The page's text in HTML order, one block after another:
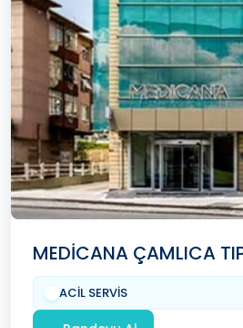
MEDİCANA ÇAMLICA
ACİL SERVİS